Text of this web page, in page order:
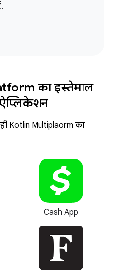
का इस्तेमाल
Multiplatform का
Cash App